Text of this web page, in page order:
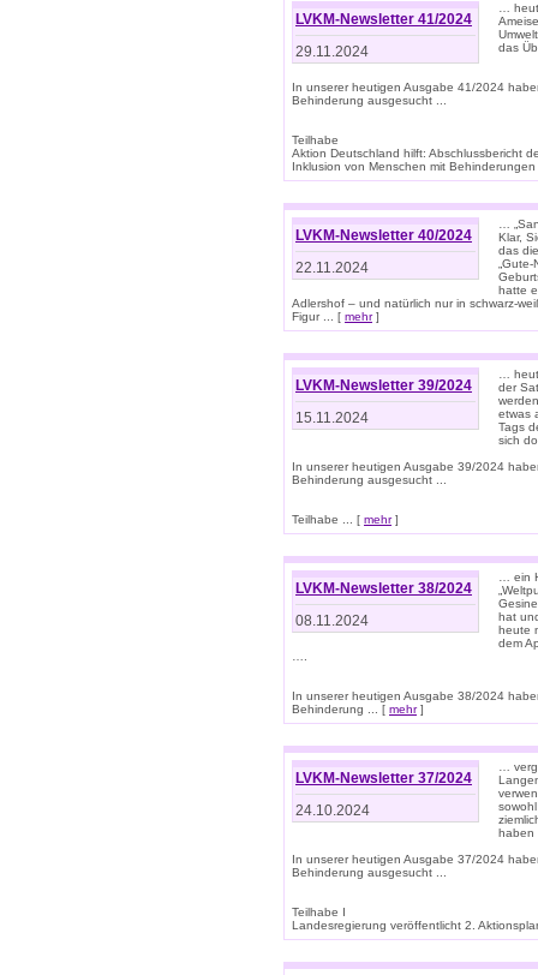
LVKM-Newsletter 41/2024
29.11.2024
…
das
In unserer heutigen Ausgabe 41/2024
Behinderung ausgesucht ...
Teilhabe
Aktion Deutschland hilft: Abschlussbericht
Inklusion von Menschen mit
LVKM-Newsletter 40/2024
22.11.2024
…
Klar,
das
hatte
Adlershof – und natürlich nur in schwarz-
Figur ... [ mehr]
LVKM-Newsletter 39/2024
15.11.2024
…
der
etwas
Tags
sich
In unserer heutigen Ausgabe 39/2024
Behinderung ausgesucht ...
Teilhabe ... [ mehr]
LVKM-Newsletter 38/2024
08.11.2024
… ein
hat
heute
dem
In unserer heutigen Ausgabe 38/2024
Behinderung ... [ mehr]
LVKM-Newsletter 37/2024
24.10.2024
…
In unserer heutigen Ausgabe 37/2024
Behinderung ausgesucht ...
Teilhabe I
Landesregierung veröffentlicht 2.